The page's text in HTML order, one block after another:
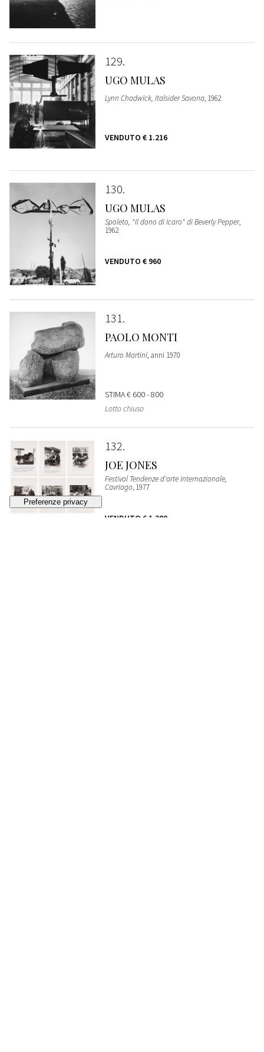
129
UGO MULAS
Lynn Chadwick, Italsider Savona, 1962
VENDUTO € 1.216
130
UGO MULAS
Spoleto, "Il dono di Icaro" di Beverly Pepper,
1962
VENDUTO € 960
131
PAOLO MONTI
Arturo Martini, anni 1970
STIMA€ 600 - 800
Lotto chiuso
132
JOE JONES
Festival Tendenze d'arte Internazionale,
Cavriago, 1977
VENDUTO € 1.280